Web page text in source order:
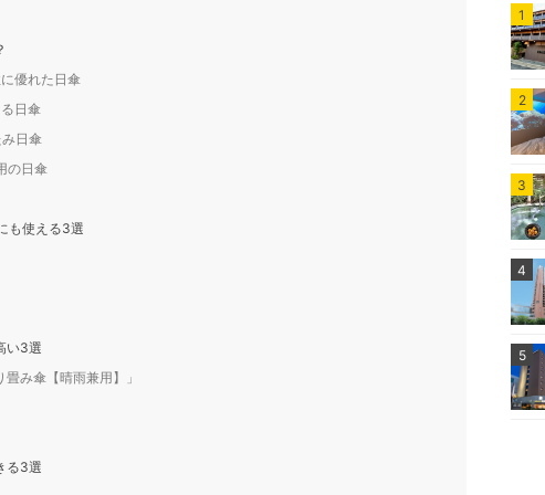
優れた日傘
日傘
日傘
の日傘
も使える3選
い3選
み傘【晴雨兼用】」
る3選
1
2
3
4
5